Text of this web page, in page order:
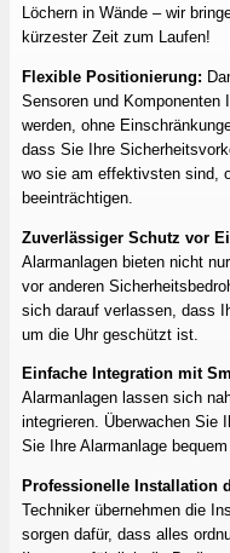
Löchern in Wände – wir
kürzester Zeit zum Laufen!
Flexible Positionierung:
Sensoren und Komponenten
werden, ohne
dass Sie Ihre
wo sie am effektivsten sind,
beeinträchtigen.
Zuverlässiger Schutz vor
Alarmanlagen bieten nicht
vor anderen
sich darauf verlassen, dass
um die Uhr geschützt ist.
Einfache Integration mit
Alarmanlagen lassen sich
integrieren. Überwachen Sie
Sie Ihre Alarmanlage
Professionelle Installation
Techniker übernehmen die
sorgen dafür, dass alles